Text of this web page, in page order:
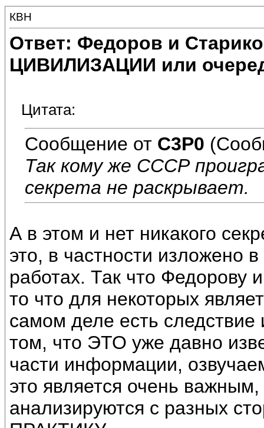
КВН
Ответ: Федоров и
ЦИВИЛИЗАЦИИ или
Цитата:
Сообщение от C3P0
Так кому же СССР
секрета не раскрывает.
А в этом и нет никакого
это, в частности
работах. Так что
то что для некоторых
самом деле есть
том, что ЭТО уже давно
части информации,
это является очень
анализируются с разных